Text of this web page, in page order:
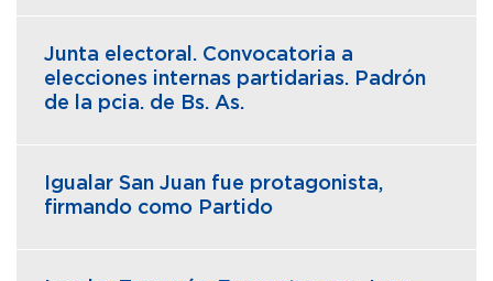
Junta electoral. Convocatoria a
elecciones internas partidarias. Padrón
de la pcia. de Bs. As.
Igualar San Juan fue protagonista,
firmando como Partido